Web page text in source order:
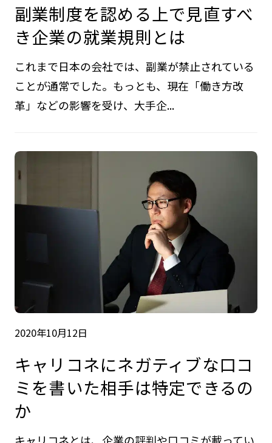
副業制度を認める上で見直すべ
き企業の就業規則とは
これまで日本の会社では、副業が禁止されている
ことが通常でした。もっとも、現在「働き方改
革」などの影響を受け、大手企...
2020年10月12日
キャリコネにネガティブな口コ
ミを書いた相手は特定できるの
か
キャリコネとは、企業の評判や口コミが載ってい